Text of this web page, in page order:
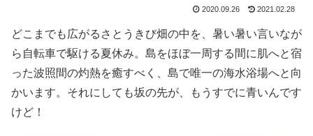
2020.09.26 2021.02.28
どこまでも広がるさとうきび畑の中を、暑い暑い言いなが
ら自転車で駆ける夏休み。島をほぼ一周する間に肌へと宿
った波照間の灼熱を癒すべく、島で唯一の海水浴場へと向
かいます。それにしても坂の先が、もうすでに青いんです
けど！